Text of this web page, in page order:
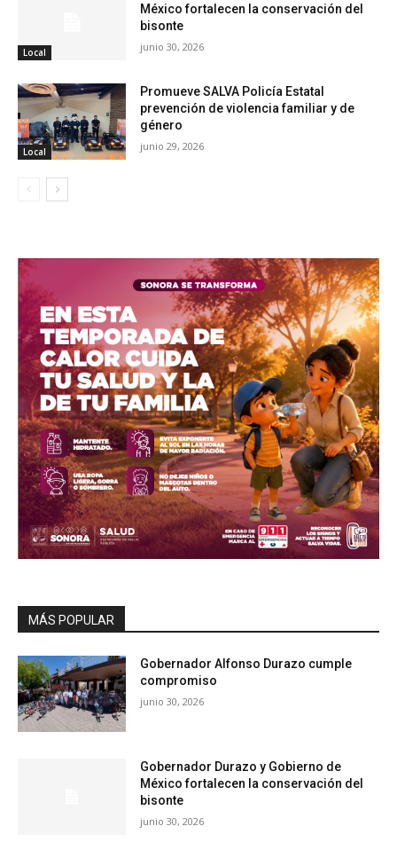
Local
México fortalecen la conservación del
bisonte
junio 30, 2026
Local
Promueve SALVA Policía Estatal
prevención de violencia familiar y de
género
junio 29, 2026
MÁS POPULAR
Gobernador Alfonso Durazo cumple
compromiso
junio 30, 2026
Gobernador Durazo y Gobierno de
México fortalecen la conservación del
bisonte
junio 30, 2026